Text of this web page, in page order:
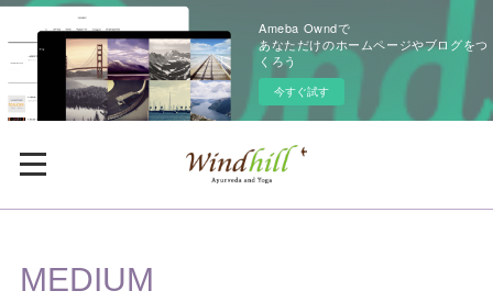
Ameba Owndで
あなただけのホームページやブログをつ
くろう
今すぐ試す
MEDIUM